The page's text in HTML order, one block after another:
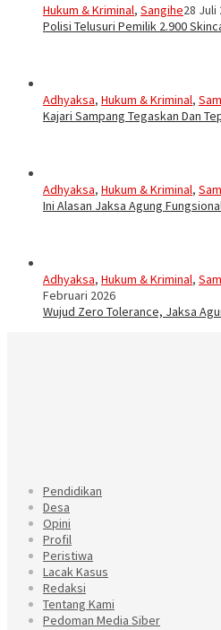
Hukum & Kriminal, Sangihe28 Juli
Polisi Telusuri Pemilik 2.900
Adhyaksa, Hukum & Kriminal,
Kajari Sampang Tegaskan Dan
Adhyaksa, Hukum & Kriminal,
Ini Alasan Jaksa Agung
Adhyaksa, Hukum & Kriminal,
Februari 2026
Wujud Zero Tolerance, Jaksa
Pendidikan
Desa
Opini
Profil
Peristiwa
Lacak Kasus
Redaksi
Tentang Kami
Pedoman Media Siber